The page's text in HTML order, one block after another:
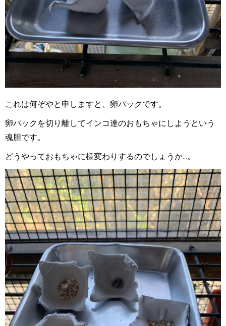
これは何ぞやと申しますと、卵パックです。
卵パックを切り離してインコ達のおもちゃにしようという
魂胆です。
どうやっておもちゃに様変わりするのでしょうか...。